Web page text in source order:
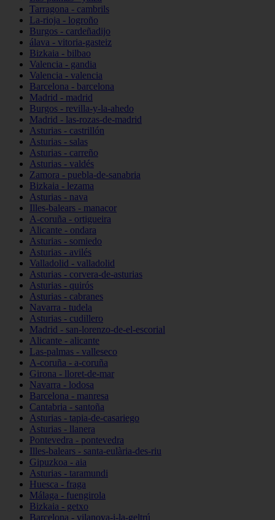
Tarragona - cambrils
La-rioja - logroño
Burgos - cardeñadijo
álava - vitoria-gasteiz
Bizkaia - bilbao
Valencia - gandia
Valencia - valencia
Barcelona - barcelona
Madrid - madrid
Burgos - revilla-y-la-ahedo
Madrid - las-rozas-de-madrid
Asturias - castrillón
Asturias - salas
Asturias - carreño
Asturias - valdés
Zamora - puebla-de-sanabria
Bizkaia - lezama
Asturias - nava
Illes-balears - manacor
A-coruña - ortigueira
Alicante - ondara
Asturias - somiedo
Asturias - avilés
Valladolid - valladolid
Asturias - corvera-de-asturias
Asturias - quirós
Asturias - cabranes
Navarra - tudela
Asturias - cudillero
Madrid - san-lorenzo-de-el-escorial
Alicante - alicante
Las-palmas - valleseco
A-coruña - a-coruña
Girona - lloret-de-mar
Navarra - lodosa
Barcelona - manresa
Cantabria - santoña
Asturias - tapia-de-casariego
Asturias - llanera
Pontevedra - pontevedra
Illes-balears - santa-eulària-des-riu
Gipuzkoa - aia
Asturias - taramundi
Huesca - fraga
Málaga - fuengirola
Bizkaia - getxo
Barcelona - vilanova-i-la-geltrú